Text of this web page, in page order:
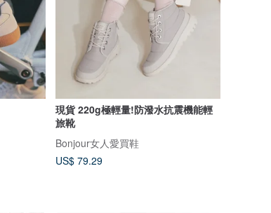
現貨 220g極輕量!防潑水抗震機能輕
旅靴
Bonjour女人愛買鞋
US$ 79.29